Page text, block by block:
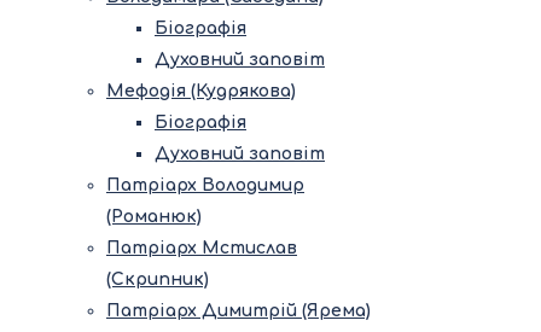
Біографія
Духовний заповіт
Мефодія (Кудрякова)
Біографія
Духовний заповіт
Патріарх Володимир
(Романюк)
Патріарх Мстислав
(Скрипник)
Патріарх Димитрій (Ярема)